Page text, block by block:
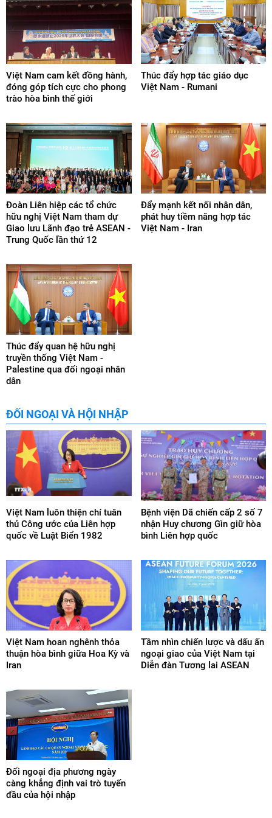
- Tổ chức các hoạt động trao đổi đoàn, tổ chức các đoàn đi
thăm, làm việc tại Azerbaijan và đón tiếp các đoàn của
Azerbaijan sang thăm, làm việc tại Việt Nam.
- Tổ chức các sự kiện nhằm trao đổi thông tin về tình hình
quan hệ hai nước trên các lĩnh vực, trong đó chú trọng thúc
đẩy giao lưu nhân dân giữa Hội và các đối tác trong và ngoài
nước.
giáo dục, du lịch giữa các tổ chức, doanh nghiệp của
Azerbaijan với các đối tác của Việt Nam.
Việt Nam cam kết đồng hành,
đóng góp tích cực cho phong
trào hòa bình thế giới
Thúc đẩy hợp tác giáo dục
Việt Nam - Rumani
Đoàn Liên hiệp các tổ chức
hữu nghị Việt Nam tham dự
Giao lưu Lãnh đạo trẻ ASEAN -
Trung Quốc lần thứ 12
Đẩy mạnh kết nối nhân dân,
phát huy tiềm năng hợp tác
Việt Nam - Iran
Thúc đẩy quan hệ hữu nghị
truyền thống Việt Nam -
Palestine qua đối ngoại nhân
dân
ĐỐI NGOẠI VÀ HỘI NHẬP
Việt Nam luôn thiện chí tuân
thủ Công ước của Liên hợp
quốc về Luật Biển 1982
Bệnh viện Dã chiến cấp 2 số 7
nhận Huy chương Gìn giữ hòa
bình Liên hợp quốc
Việt Nam hoan nghênh thỏa
thuận hòa bình giữa Hoa Kỳ và
Iran
Tầm nhìn chiến lược và dấu ấn
ngoại giao của Việt Nam tại
Diễn đàn Tương lai ASEAN
Đối ngoại địa phương ngày
càng khẳng định vai trò tuyến
đầu của hội nhập